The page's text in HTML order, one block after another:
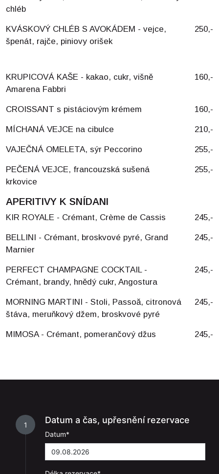
chléb
KVÁSKOVÝ CHLÉB S AVOKÁDEM - vejce,
špenát, rajče, piniovy orišek
250,-
KRUPICOVÁ KAŠE - kakao, cukr, višně
Amarena Fabbri
160,-
CROISSANT s pistáciovým krémem 160,-
MÍCHANÁ VEJCE na cibulce 210,-
VAJEČNÁ OMELETA, sýr Peccorino 255,-
PEČENÁ VEJCE, francouzská sušená
krkovice
255,-
APERITIVY K SNÍDANI
KIR ROYALE - Crémant, Crème de Cassis 245,-
BELLINI - Crémant, broskvové pyré, Grand
Marnier
245,-
PERFECT CHAMPAGNE COCKTAIL -
Crémant, brandy, hnědý cukr, Angostura
245,-
MORNING MARTINI - Stoli, Passoă, citronová
štáva, meruňkový džem, broskvové pyré
245,-
MIMOSA - Crémant, pomerančový džus 245,-